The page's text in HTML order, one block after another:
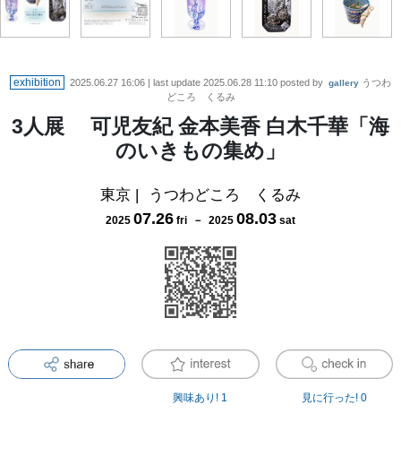
exhibition 2025.06.27 16:06 | last update 2025.06.28 11:10 posted by gallery うつわ
どころ くるみ
3人展 可児友紀 金本美香 白木千華「海
のいきもの集め」
東京 | うつわどころ くるみ
2025 07.26 fri － 2025 08.03 sat
興味あり! 1 見に行った! 0